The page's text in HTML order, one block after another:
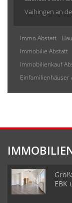
Vaihingen an
Immo Abstatt
Immobilie Abstatt
Immobilienkauf
Einfamilienhäuser
EBK